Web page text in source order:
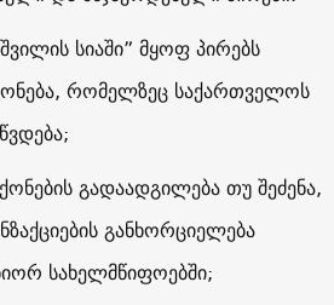
სიაში” მყოფ პირებს
რომელზეც საქართველოს
გადაადგილება თუ შეძენა,
განხორციელება
სახელმწიფოებში;